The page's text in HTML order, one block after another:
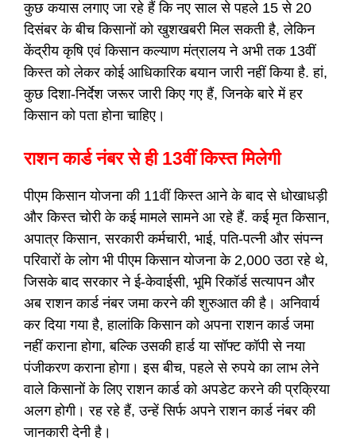
कुछ कयास लगाए जा रहे हैं कि नए साल से पहले 15 से 20
दिसंबर के बीच किसानों को खुशखबरी मिल सकती है, लेकिन
केंद्रीय कृषि एवं किसान कल्याण मंत्रालय ने अभी तक 13वीं
किस्त को लेकर कोई आधिकारिक बयान जारी नहीं किया है. हां,
कुछ दिशा-निर्देश जरूर जारी किए गए हैं, जिनके बारे में हर
किसान को पता होना चाहिए।
राशन कार्ड नंबर से ही 13वीं किस्त मिलेगी
पीएम किसान योजना की 11वीं किस्त आने के बाद से धोखाधड़ी
और किस्त चोरी के कई मामले सामने आ रहे हैं. कई मृत किसान,
अपात्र किसान, सरकारी कर्मचारी, भाई, पति-पत्नी और संपन्न
परिवारों के लोग भी पीएम किसान योजना के 2,000 उठा रहे थे,
जिसके बाद सरकार ने ई-केवाईसी, भूमि रिकॉर्ड सत्यापन और
अब राशन कार्ड नंबर जमा करने की शुरुआत की है। अनिवार्य
कर दिया गया है, हालांकि किसान को अपना राशन कार्ड जमा
नहीं कराना होगा, बल्कि उसकी हार्ड या सॉफ्ट कॉपी से नया
पंजीकरण कराना होगा।इस बीच, पहले से रुपये का लाभ लेने
वाले किसानों के लिए राशन कार्ड को अपडेट करने की प्रक्रिया
अलग होगी। रह रहे हैं, उन्हें सिर्फ अपने राशन कार्ड नंबर की
जानकारी देनी है।